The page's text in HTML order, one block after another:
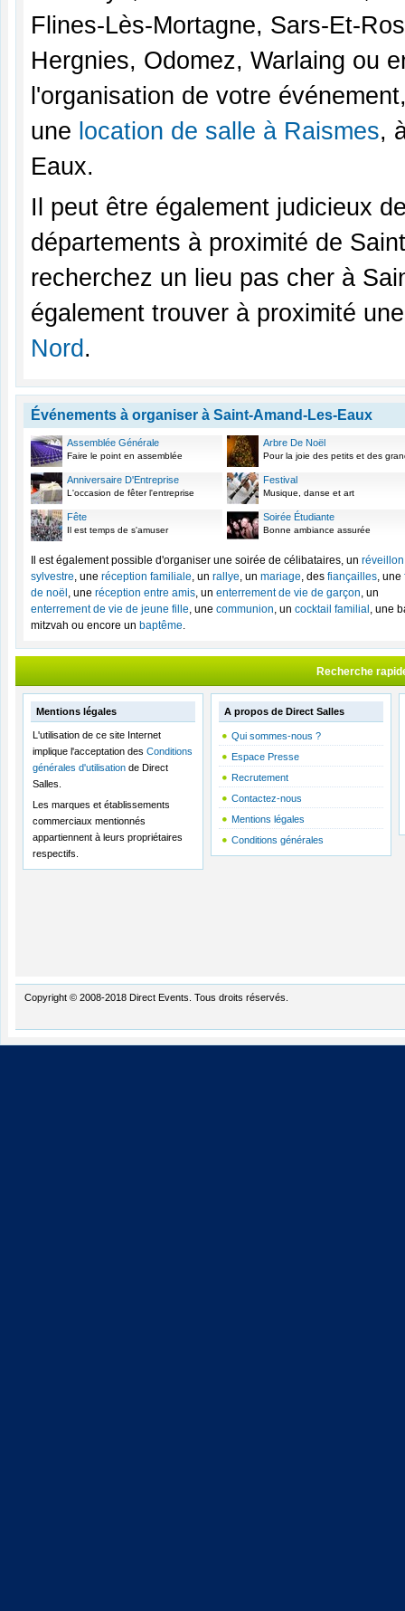
Flines-Lès-Mortagne, Sars-Et-
Hergnies, Odomez, Warlaing ou
l'organisation de votre
une location de salle à Raismes,
Eaux.
Il peut être également judicieux
départements à proximité de
recherchez un lieu pas cher à
également trouver à proximité
Nord .
Événements à organiser à Saint-Amand-Les-Eaux
Assemblée Générale
Faire le point en assemblée
Arbre De Noël
Pour la joie des petits et des
Anniversaire D'Entreprise
L'occasion de fêter l'entreprise
Festival
Musique, danse et art
Fête
Il est temps de s'amuser
Soirée Étudiante
Bonne ambiance assurée
Il est également possible d'organiser une soirée de célibataires, un
sylvestre, une réception familiale, un rallye, un mariage, des fiançailles, une
de noël , une réception entre amis, un enterrement de vie de garçon, un
enterrement de vie de jeune fille, une communion, un cocktail familial , une
mitzvah ou encore un baptême.
Recherche
Mentions légales
L'utilisation de ce site Internet
implique l'acceptation des Conditions
générales d'utilisation de Direct
Salles.
Les marques et établissements
commerciaux mentionnés
appartiennent à leurs propriétaires
respectifs.
A propos de Direct Salles
Qui sommes-nous ?
Espace Presse
Recrutement
Contactez-nous
Mentions légales
Conditions générales
Copyright © 2008-2018 Direct Events. Tous droits réservés.